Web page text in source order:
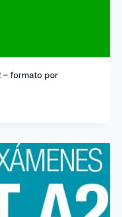
– formato por